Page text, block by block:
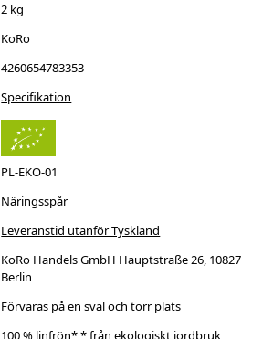
2 kg
KoRo
4260654783353
Specifikation
PL-EKO-01
Näringsspår
Leveranstid utanför Tyskland
KoRo Handels GmbH Hauptstraße 26, 10827
Berlin
Förvaras på en sval och torr plats